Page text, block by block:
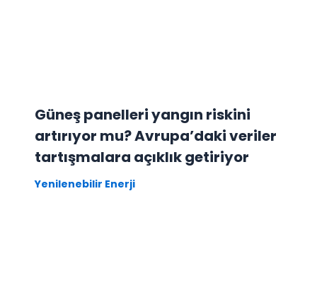
Güneş panelleri yangın riskini
artırıyor mu? Avrupa’daki veriler
tartışmalara açıklık getiriyor
Yenilenebilir Enerji